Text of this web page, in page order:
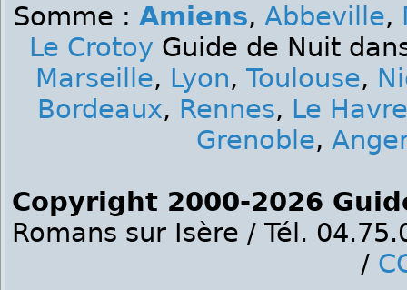
Somme : Amiens, Abbeville,
Le Crotoy Guide de Nuit
Marseille, Lyon, Toulouse,
Bordeaux, Rennes, Le Havre
Grenoble,
Copyright 2000-2026
Romans sur Isère / Tél.
/